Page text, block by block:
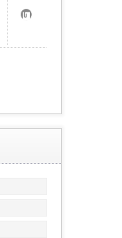
お
気
に
入